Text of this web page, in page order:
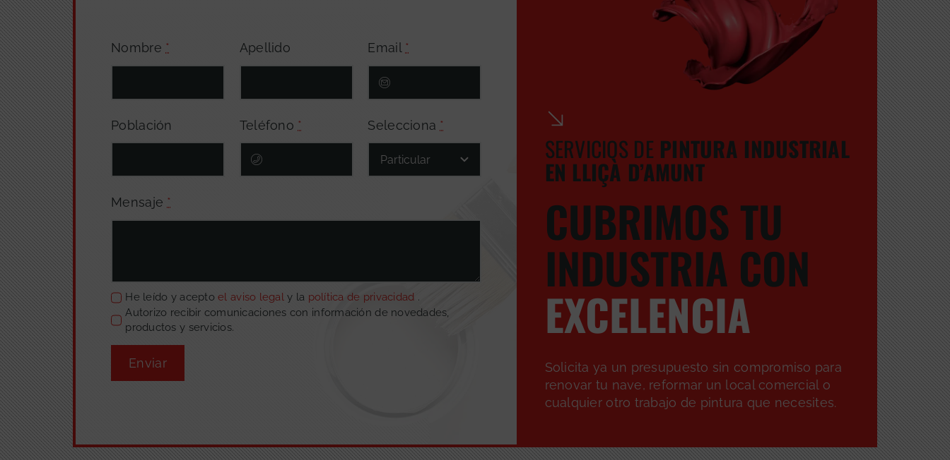
Nombre * Apellido Email *
Población Teléfono * Selecciona *
Mensaje *
He leído y aceptoel aviso legaly la política de privacidad .
Autorizo recibir comunicaciones con información de novedades,
productos y servicios.
Enviar
SERVICIOS DE PINTURA INDUSTRIAL
EN LLIÇÀ D’AMUNT
CUBRIMOS TU
INDUSTRIA CON
EXCELENCIA
Solicita ya un presupuesto sin compromiso para
renovar tu nave, reformar un local comercial o
cualquier otro trabajo de pintura que necesites.